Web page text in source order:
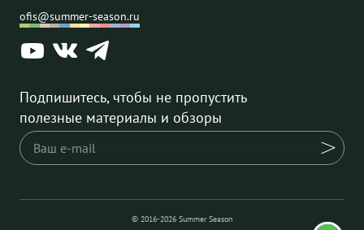
ofis@summer-season.ru
Подпишитесь, чтобы не пропустить
полезные материалы и обзоры
© 2016-2026 Summer Season